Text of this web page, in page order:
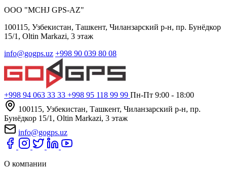
ООО "MCHJ GPS-AZ"
100115, Узбекистан, Ташкент, Чиланзарский р-н, пр. Бунёдкор
15/1, Oltin Markazi, 3 этаж
info@gogps.uz +998 90 039 80 08
+998 94 063 33 33 +998 95 118 99 99 Пн-Пт 9:00 - 18:00
100115, Узбекистан, Ташкент, Чиланзарский р-н, пр.
Бунёдкор 15/1, Oltin Markazi, 3 этаж
info@gogps.uz
О компании